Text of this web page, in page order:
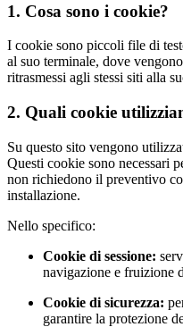
1. Cosa sono i cookie?
I cookie sono piccoli file di
al suo terminale, dove
ritrasmessi agli stessi siti alla
2. Quali cookie
Su questo sito vengono
Questi cookie sono necessari
non richiedono il preventivo
installazione.
Nello specifico:
Cookie di sessione:
navigazione e fruizione
Cookie di sicurezza:
garantire la protezione